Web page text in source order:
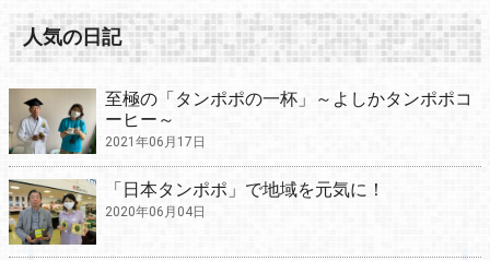
人気の日記
至極の「タンポポの一杯」～よしかタンポポコ
ーヒー～
2021年06月17日
「日本タンポポ」で地域を元気に！
2020年06月04日